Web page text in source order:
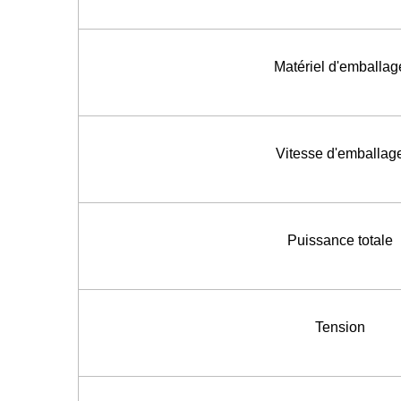
Matériel
Vitesse
Puissance totale
Tension